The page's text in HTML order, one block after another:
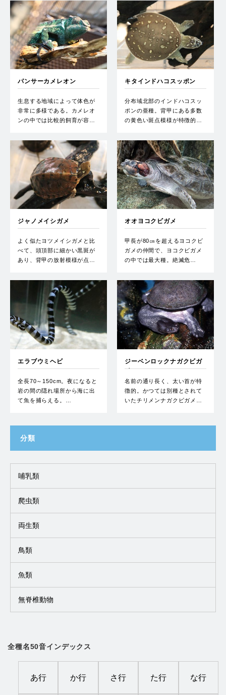
パンサーカメレオン
生息する地域によって体色が
非常に多様である。カメレオ
ンの中では比較的飼育が容…
キタインドハコスッポン
分布域北部のインドハコスッ
ポンの亜種。背甲にある多数
の黄色い斑点模様が特徴的…
ジャノメイシガメ
よく似たヨツメイシガメと比
べて、頭頂部に細かい黒斑が
あり、背甲の放射模様が点…
オオヨコクビガメ
甲長が80㎝を超えるヨコクビ
ガメの仲間で、ヨコクビガメ
の中では最大種。絶滅危…
エラブウミヘビ
全長70～150cm。夜になると
岩の間の隠れ場所から海に出
て魚を捕らえる。…
ジーベンロックナガクビガ
メ
名前の通り長く、太い首が特
徴的。かつては別種とされて
いたチリメンナガクビガメ…
分類
哺乳類
爬虫類
両生類
鳥類
魚類
無脊椎動物
全種名50音インデックス
あ行 か行 さ行 た行 な行